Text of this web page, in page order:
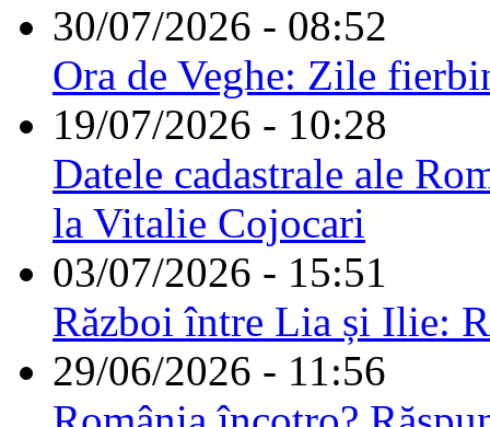
30/07/2026 - 08:52
Ora de Veghe: Zile
19/07/2026 - 10:28
Datele cadastrale ale
la Vitalie Cojocari
03/07/2026 - 15:51
Război între Lia și Ilie:
29/06/2026 - 11:56